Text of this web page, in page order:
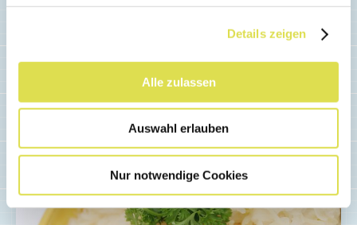
Details zeigen
Alle zulassen
Auswahl erlauben
Nur notwendige Cookies
Ähnliche Artikel